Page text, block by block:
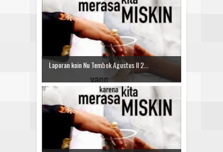
Laporan koin Nu Tembok Agustus II 2...